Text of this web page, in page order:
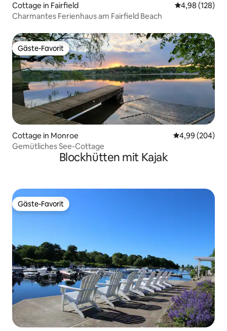
Cottage in Fairfield
4,98 (128)
Charmantes Ferienhaus am Fairfield Beach
Gäste-Favorit
Gäste-Favorit
Cottage in Monroe
4,99 (204)
Gemütliches See-Cottage
Blockhütten mit Kajak
Gäste-Favorit
Gäste-Favorit